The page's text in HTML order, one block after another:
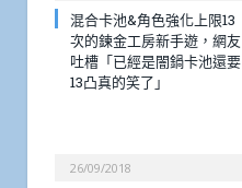
混合卡池&角色強化上限13
次的鍊金工房新手遊，網友
吐槽「已經是闇鍋卡池還要
13凸真的笑了」
26/09/2018